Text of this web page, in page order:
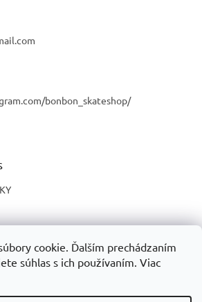
cookie. Ďalším prechádzaním
súhlas s ich používaním. Viac
bonbon_skateshop/